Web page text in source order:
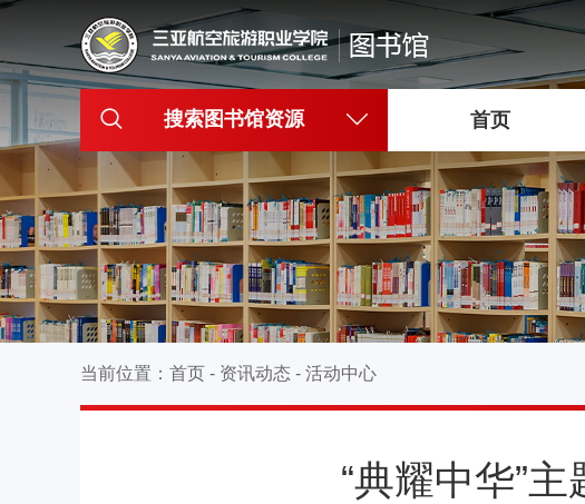
搜索图书馆资源 首页
当前位置： 首页 - 资讯动态 - 活动中心
“典耀中华”